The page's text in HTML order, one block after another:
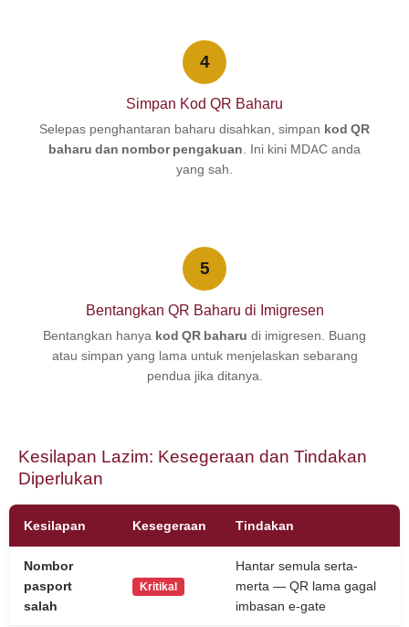
4
Simpan Kod QR Baharu
Selepas penghantaran baharu disahkan, simpan kod QR
baharu dan nombor pengakuan. Ini kini MDAC anda
yang sah.
5
Bentangkan QR Baharu di Imigresen
Bentangkan hanya kod QR baharu di imigresen. Buang
atau simpan yang lama untuk menjelaskan sebarang
pendua jika ditanya.
Kesilapan Lazim: Kesegeraan dan Tindakan
Diperlukan
Kesilapan Kesegeraan Tindakan
Nombor
pasport
salah
Kritikal
Hantar semula serta-
merta — QR lama gagal
imbasan e-gate